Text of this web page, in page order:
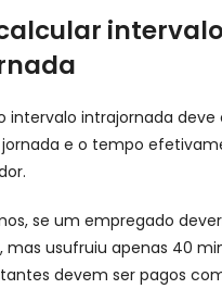
intervalo
intervalo intrajornada deve
e o tempo
se um empregado
mas usufruiu apenas 40
devem ser pagos